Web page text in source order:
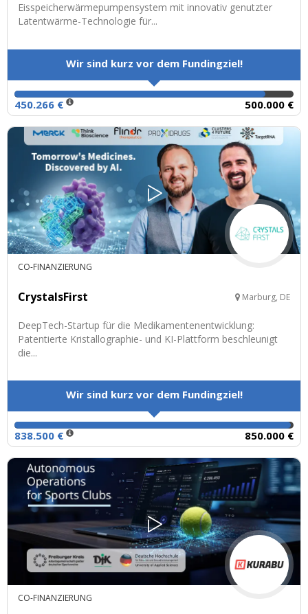
Eisspeicherwärmepumpensystem mit innovativ genutzter
Latentwärme-Technologie für...
Wir sind kurz vor dem Fundingziel!
450.266 € 500.000 €
CO-FINANZIERUNG
CrystalsFirst Marburg, DE
DeepTech-Startup für die Medikamentenentwicklung:
Patentierte Kristallographie- und KI-Plattform beschleunigt
die...
Wir sind kurz vor dem Fundingziel!
838.500 € 850.000 €
CO-FINANZIERUNG